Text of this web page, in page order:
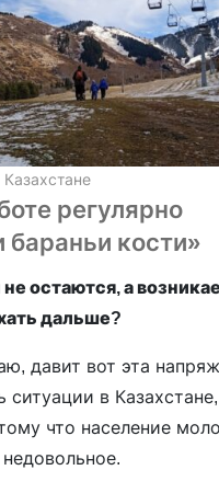
регулярно
бараньи кости»
остаются, а
дальше?
давит вот эта
ситуации в
что население